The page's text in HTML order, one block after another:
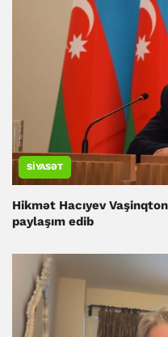
SIYASƏT
Hikmət Hacıyev
paylaşım edib